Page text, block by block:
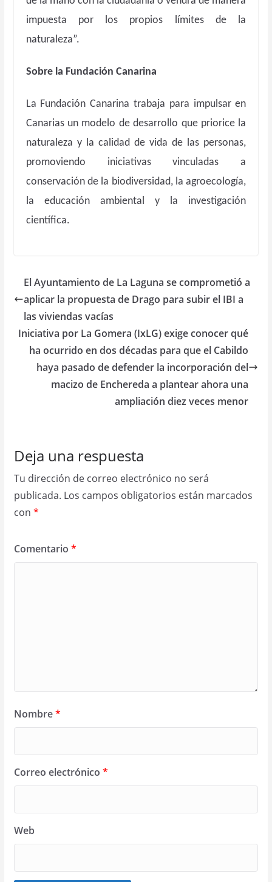
impuesta por los propios límites de la
naturaleza”.
Sobre la Fundación Canarina
La Fundación Canarina trabaja para impulsar en
Canarias un modelo de desarrollo que priorice la
naturaleza y la calidad de vida de las personas,
promoviendo iniciativas vinculadas a
conservación de la biodiversidad, la agroecología,
la educación ambiental y la investigación
científica.
El Ayuntamiento de La Laguna se comprometió a
aplicar la propuesta de Drago para subir el IBI a
las viviendas vacías
Iniciativa por La Gomera (IxLG) exige conocer qué
ha ocurrido en dos décadas para que el Cabildo
haya pasado de defender la incorporación del
macizo de Enchereda a plantear ahora una
ampliación diez veces menor
Deja una respuesta
Tu dirección de correo electrónico no será
publicada. Los campos obligatorios están marcados
con *
Comentario *
Nombre*
Correo electrónico *
Web